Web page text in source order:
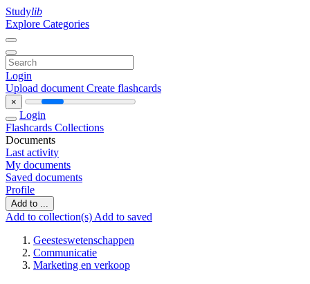
Studylib
Explore Categories
Login
Upload document Create flashcards
×
Login
Flashcards Collections
Documents
Last activity
My documents
Saved documents
Profile
Add to ...
Add to collection(s) Add to saved
Geesteswetenschappen
Communicatie
Marketing en verkoop